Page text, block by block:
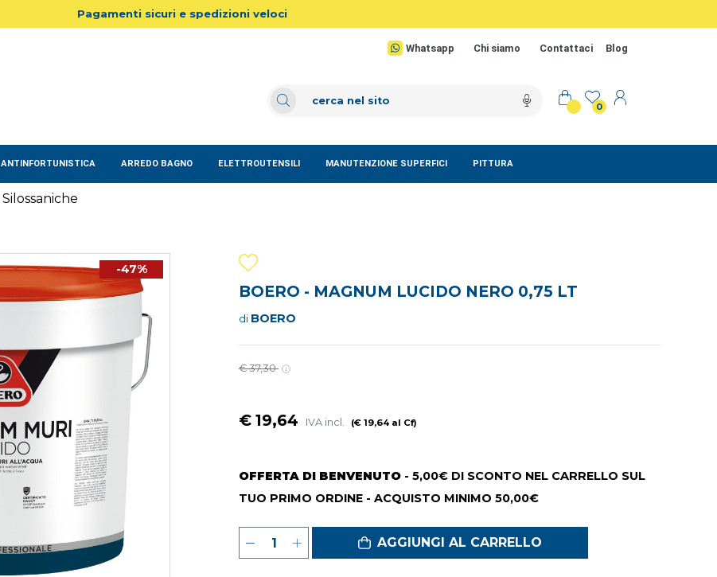
Pagamenti sicuri e spedizioni veloci
Whatsapp Chi siamo Contattaci Blog
0
ANTINFORTUNISTICA ARREDO BAGNO ELETTROUTENSILI MANUTENZIONE SUPERFICI PITTURA
Silossaniche
-47%
BOERO - MAGNUM LUCIDO NERO 0,75 LT
di BOERO
€ 37,30
€ 19,64 IVA incl. (€ 19,64 al Cf)
OFFERTA DI BENVENUTO - 5,00€ DI SCONTO NEL CARRELLO SUL
TUO PRIMO ORDINE - ACQUISTO MINIMO 50,00€
AGGIUNGI AL CARRELLO